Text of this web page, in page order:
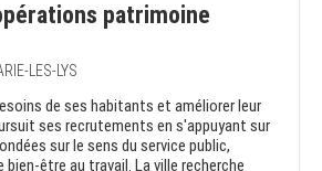
patrimoine
LES-LYS
de ses habitants et améliorer leur
ses recrutements en s'appuyant sur
sur le sens du service public,
être au travail. La ville recherche